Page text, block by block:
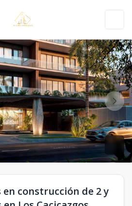
construcción de 2 y